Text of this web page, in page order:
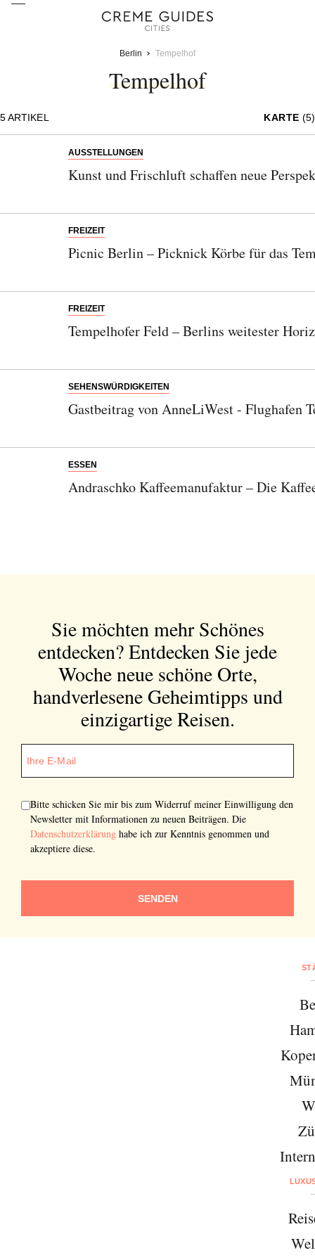
Berlin Tempelhof
Tempelhof
5ARTIKEL KARTE (5)
AUSSTELLUNGEN
Kunst und Frischluft schaffen neue
FREIZEIT
Picnic Berlin – Picknick Körbe für das
FREIZEIT
Tempelhofer Feld – Berlins weitester
SEHENSWÜRDIGKEITEN
Gastbeitrag von AnneLiWest - Flughafen
ESSEN
Andraschko Kaffeemanufaktur – Die
Sie möchten mehr Schönes
entdecken?Entdecken Sie jede
Woche neue schöne Orte,
handverlesene Geheimtipps und
einzigartige Reisen.
Bitte schicken Sie mir bis zum Widerruf meiner Einwilligung den
Newsletter mit Informationen zu neuen Beiträgen. Die
Datenschutzerklärung habe ich zur Kenntnis genommen und
akzeptiere diese.
SENDEN